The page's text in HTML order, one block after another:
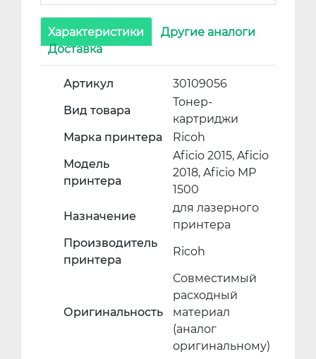
Характеристики
Другие аналоги
Доставка
Артикул
30109056
Вид товара
Тонер-
картриджи
Марка принтера
Ricoh
Модель
принтера
Aficio 2015, Aficio
2018, Aficio MP
1500
Назначение
для лазерного
принтера
Производитель
принтера
Ricoh
Оригинальность
Совместимый
расходный
материал
(аналог
оригинальному)